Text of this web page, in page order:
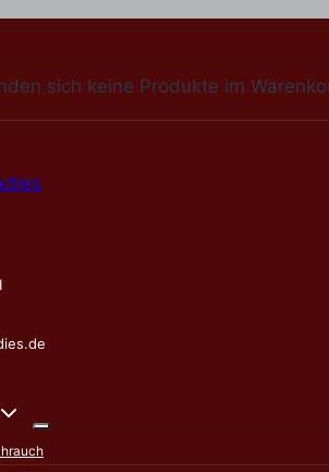
sich keine Produkte im